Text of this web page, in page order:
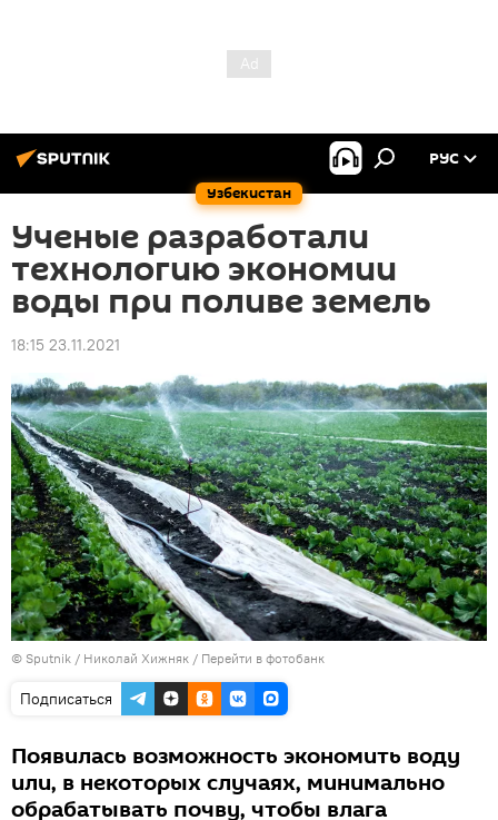
Узбекистан
РУС
Ученые разработали
технологию экономии
воды при поливе земель
18:15 23.11.2021
© Sputnik / Николай Хижняк / Перейти в фотобанк
Подписаться
Появилась возможность экономить воду
или, в некоторых случаях, минимально
обрабатывать почву, чтобы влага